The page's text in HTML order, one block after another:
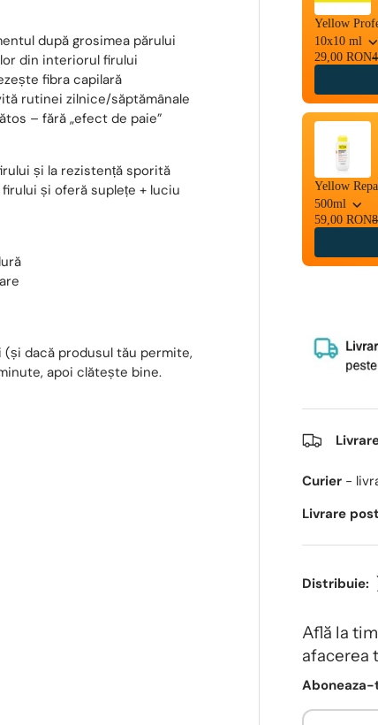
Yellow
10x10 ml
29,00 RON
Yellow
500ml
59,00 RON
Curier -
Livrare
Distribuie:
Află la
afacerea
după grosimea părului
din interiorul firului
fibra capilară
rutinei zilnice/săptămânale
– fără „efect de paie”
și la rezistență sporită
și oferă suplețe + luciu
(și dacă produsul tău permite,
apoi clătește bine.